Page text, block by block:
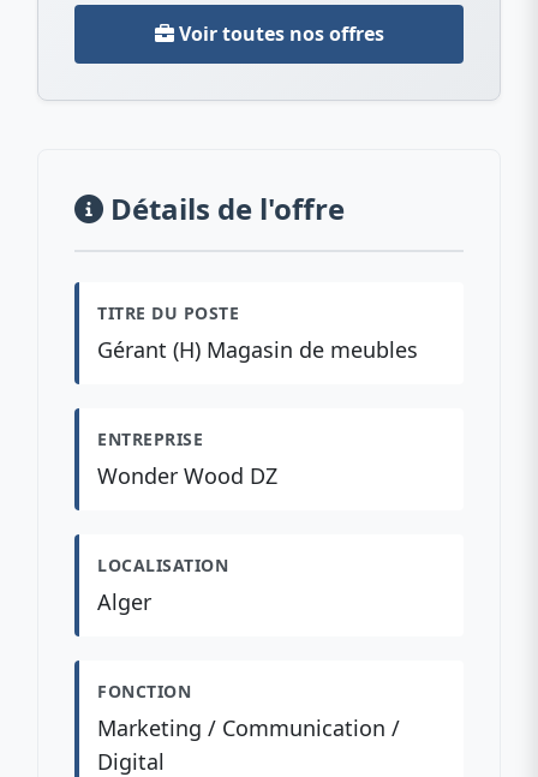
Voir toutes nos offres
Détails de l'offre
TITRE DU POSTE
Gérant (H) Magasin de meubles
ENTREPRISE
Wonder Wood DZ
LOCALISATION
Alger
FONCTION
Marketing / Communication /
Digital